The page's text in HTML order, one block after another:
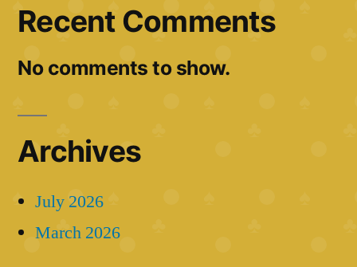
Recent Comments
No comments to show.
Archives
July 2026
March 2026